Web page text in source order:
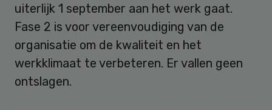
uiterlijk 1 september aan het werk gaat.
Fase 2 is voor vereenvoudiging van de
organisatie om de kwaliteit en het
werkklimaat te verbeteren. Er vallen geen
ontslagen.